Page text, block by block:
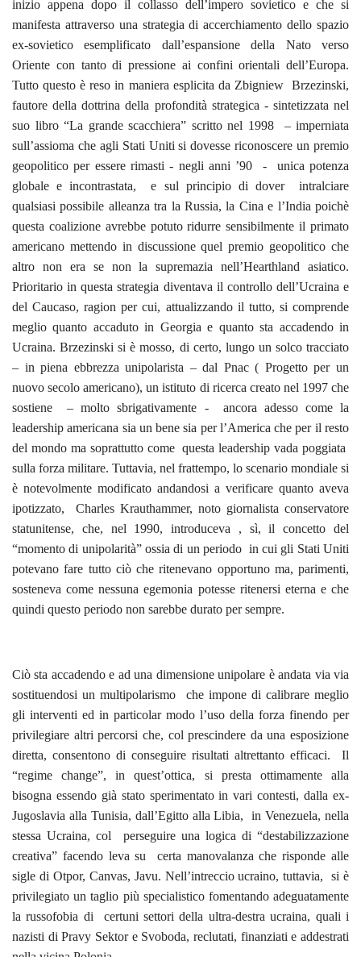
inizio appena dopo il collasso dell’impero sovietico e che si
manifesta attraverso una strategia di accerchiamento dello spazio
ex-sovietico esemplificato dall’espansione della Nato verso
Oriente con tanto di pressione ai confini orientali dell’Europa.
Tutto questo è reso in maniera esplicita da Zbigniew Brzezinski,
fautore della dottrina della profondità strategica - sintetizzata nel
suo libro “La grande scacchiera” scritto nel 1998 – imperniata
sull’assioma che agli Stati Uniti si dovesse riconoscere un premio
geopolitico per essere rimasti - negli anni ’90 - unica potenza
globale e incontrastata, e sul principio di dover intralciare
qualsiasi possibile alleanza tra la Russia, la Cina e l’India poichè
questa coalizione avrebbe potuto ridurre sensibilmente il primato
americano mettendo in discussione quel premio geopolitico che
altro non era se non la supremazia nell’Hearthland asiatico.
Prioritario in questa strategia diventava il controllo dell’Ucraina e
del Caucaso, ragion per cui, attualizzando il tutto, si comprende
meglio quanto accaduto in Georgia e quanto sta accadendo in
Ucraina. Brzezinski si è mosso, di certo, lungo un solco tracciato
– in piena ebbrezza unipolarista – dal Pnac ( Progetto per un
nuovo secolo americano), un istituto di ricerca creato nel 1997 che
sostiene – molto sbrigativamente - ancora adesso come la
leadership americana sia un bene sia per l’America che per il resto
del mondo ma soprattutto come questa leadership vada poggiata
sulla forza militare. Tuttavia, nel frattempo, lo scenario mondiale si
è notevolmente modificato andandosi a verificare quanto aveva
ipotizzato, Charles Krauthammer, noto giornalista conservatore
statunitense, che, nel 1990, introduceva , sì, il concetto del
“momento di unipolarità” ossia di un periodo in cui gli Stati Uniti
potevano fare tutto ciò che ritenevano opportuno ma, parimenti,
sosteneva come nessuna egemonia potesse ritenersi eterna e che
quindi questo periodo non sarebbe durato per sempre.
Ciò sta accadendo e ad una dimensione unipolare è andata via via
sostituendosi un multipolarismo che impone di calibrare meglio
gli interventi ed in particolar modo l’uso della forza finendo per
privilegiare altri percorsi che, col prescindere da una esposizione
diretta, consentono di conseguire risultati altrettanto efficaci. Il
“regime change”, in quest’ottica, si presta ottimamente alla
bisogna essendo già stato sperimentato in vari contesti, dalla ex-
Jugoslavia alla Tunisia, dall’Egitto alla Libia, in Venezuela, nella
stessa Ucraina, col perseguire una logica di “destabilizzazione
creativa” facendo leva su certa manovalanza che risponde alle
sigle di Otpor, Canvas, Javu. Nell’intreccio ucraino, tuttavia, si è
privilegiato un taglio più specialistico fomentando adeguatamente
la russofobia di certuni settori della ultra-destra ucraina, quali i
nazisti di Pravy Sektor e Svoboda, reclutati, finanziati e addestrati